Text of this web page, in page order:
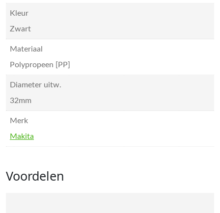
Kleur
Zwart
Materiaal
Polypropeen [PP]
Diameter uitw.
32mm
Merk
Makita
Voordelen